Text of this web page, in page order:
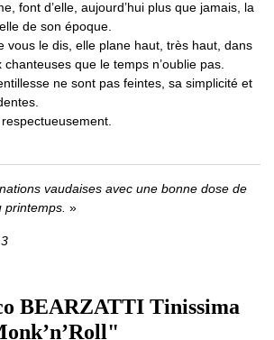
font d’elle, aujourd’hui plus que jamais, la
de son époque.
vous le dis, elle plane haut, très haut, dans
chanteuses que le temps n’oublie pas.
ne sont pas feintes, sa simplicité et
vaudaises avec une bonne dose de
printemps.
BEARZATTI Tinissima